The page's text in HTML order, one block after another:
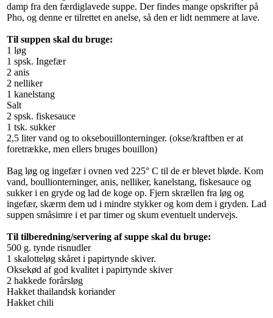
damp fra den færdiglavede suppe. Der findes mange opskrifter på
Pho, og denne er tilrettet en anelse, så den er lidt nemmere at lave.
Til suppen skal du bruge:
1 løg
1 spsk. Ingefær
2 anis
2 nelliker
1 kanelstang
Salt
2 spsk. fiskesauce
1 tsk. sukker
2,5 liter vand og to oksebouillonterninger. (okse/kraftben er at
foretrække, men ellers bruges bouillon)
Bag løg og ingefær i ovnen ved 225° C til de er blevet bløde. Kom
vand, boullionterninger, anis, nelliker, kanelstang, fiskesauce og
sukker i en gryde og lad de koge op. Fjern skrællen fra løg og
ingefær, skærm dem ud i mindre stykker og kom dem i gryden. Lad
suppen småsimre i et par timer og skum eventuelt undervejs.
Til tilberedning/servering af suppe skal du bruge:
500 g. tynde risnudler
1 skalotteløg skåret i papirtynde skiver.
Oksekød af god kvalitet i papirtynde skiver
2 hakkede forårsløg
Hakket thailandsk koriander
Hakket chili